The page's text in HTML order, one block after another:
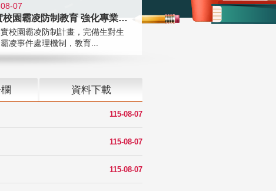
07
落實校園霸凌防制教育 強化專業知能
校園霸凌防制計畫，完備生對生
凌事件處理機制，教育...
資料下載
115-08-07
115-08-07
115-08-07